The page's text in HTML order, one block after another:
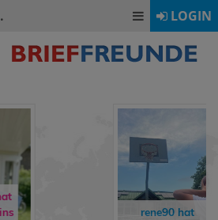
. LOGIN
dirkchristoph93
hat
annadrummerkid